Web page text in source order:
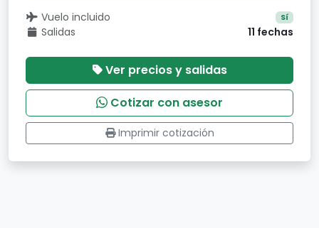
Vuelo incluido Sí
Salidas 11 fechas
Ver precios y salidas
Cotizar con asesor
Imprimir cotización